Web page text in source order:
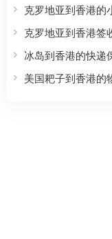
克罗地亚到香港的
克罗地亚到香港签
冰岛到香港的快递
美国耙子到香港的